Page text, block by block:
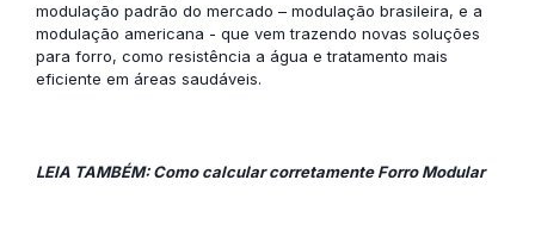
modulação padrão do mercado – modulação brasileira, e a
modulação americana - que vem trazendo novas soluções
para forro, como resistência a água e tratamento mais
eficiente em áreas saudáveis.
LEIA TAMBÉM: Como calcular corretamente Forro Modular